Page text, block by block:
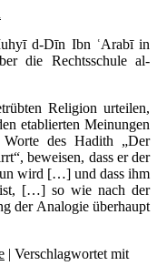
d-Dīn Ibn ʿArabī in
die Rechtsschule al-
Religion urteilen,
etablierten Meinungen
des Hadith „Der
beweisen, dass er der
wird […] und dass ihm
ist, […] so wie nach der
der Analogie überhaupt
| Verschlagwortet mit